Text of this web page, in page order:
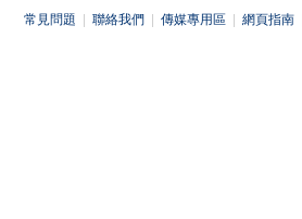
常見問題 聯絡我們 傳媒專用區 網頁指南